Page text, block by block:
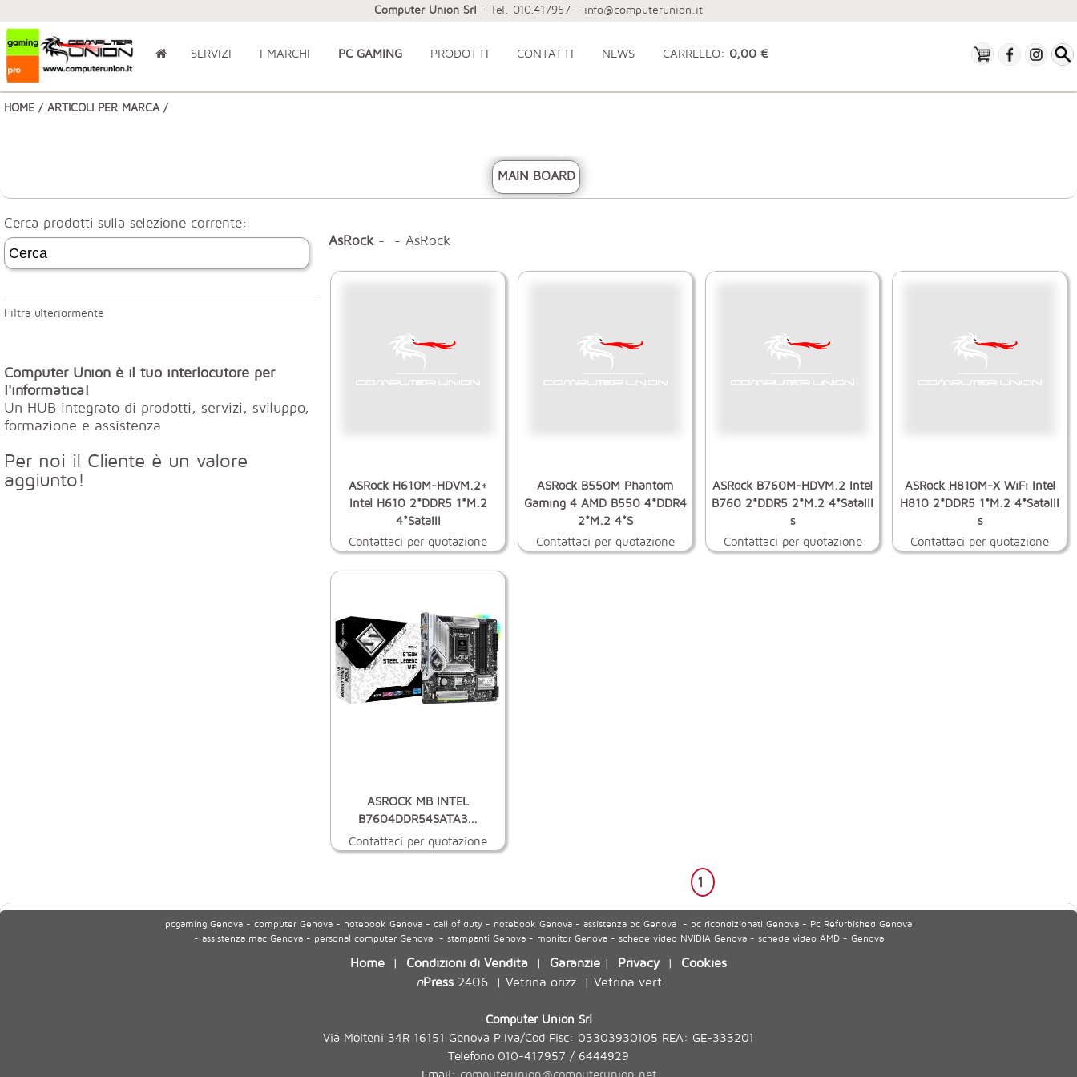
Computer Union Srl - Tel. 010.417957 - info@computerunion.it
SERVIZI I MARCHI PC GAMING PRODOTTI CONTATTI NEWS CARRELLO: 0,00 €
HOME / ARTICOLI PER MARCA /
MAIN BOARD
Cerca prodotti sulla selezione corrente:
Filtra ulteriormente
Computer Union è il tuo interlocutore per
l'informatica!
Un HUB integrato di prodotti, servizi, sviluppo,
formazione e assistenza
Per noi il Cliente è un valore
aggiunto!
AsRock- - AsRock
ASRock H610M-HDVM.2+
Intel H610 2*DDR5 1*M.2
4*SataIII
Contattaci per quotazione
ASRock B550M Phantom
Gaming 4 AMD B550 4*DDR4
2*M.2 4*S
Contattaci per quotazione
ASRock B760M-HDVM.2 Intel
B760 2*DDR5 2*M.2 4*SataIII
s
Contattaci per quotazione
ASRock H810M-X WiFi Intel
H810 2*DDR5 1*M.2 4*SataIII
s
Contattaci per quotazione
ASROCK MB INTEL
B7604DDR54SATA3...
Contattaci per quotazione
1
pcgaming Genova - computer Genova - notebook Genova - call of duty - notebook Genova - assistenza pc Genova - pc ricondizionati Genova - Pc Refurbished Genova
- assistenza mac Genova - personal computer Genova - stampanti Genova - monitor Genova - schede video NVIDIA Genova - schede video AMD - Genova
Home | Condizioni di Vendita | Garanzie | Privacy| Cookies
nPress2406| Vetrina orizz| Vetrina vert
Computer Union Srl
Via Molteni 34R 16151 Genova P.Iva/Cod Fisc: 03303930105 REA: GE-333201
Telefono 010-417957 / 6444929
Email: computerunion@computerunion.net